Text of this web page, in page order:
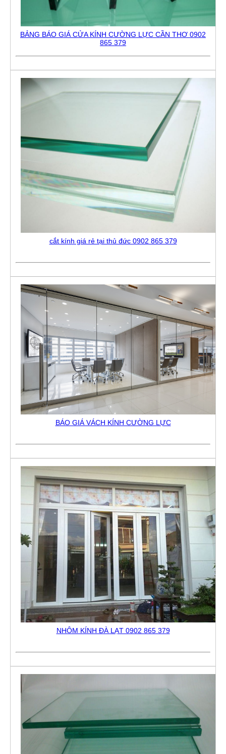
BẢNG BÁO GIÁ CỬA KÍNH CƯỜNG LỰC CẦN THƠ 0902
865 379
cắt kính giá rẻ tại thủ đức 0902 865 379
BÁO GIÁ VÁCH KÍNH CƯỜNG LỰC
NHÔM KÍNH ĐÀ LẠT 0902 865 379